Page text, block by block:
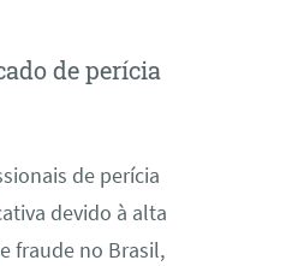
de perícia
de perícia
devido à alta
fraude no Brasil,